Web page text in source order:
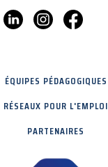
ÉQUIPES PÉDAGOGIQUES
RÉSEAUX POUR L'EMPLOI
PARTENAIRES